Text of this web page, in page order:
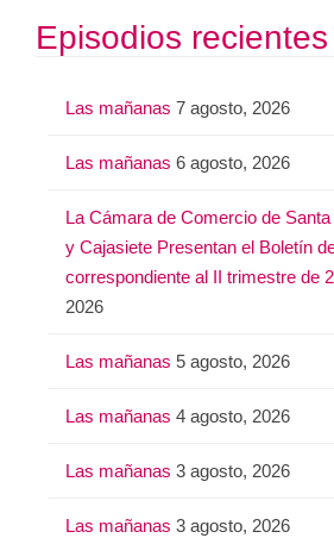
Episodios recientes
Las mañanas 7 agosto, 2026
Las mañanas 6 agosto, 2026
La Cámara de Comercio de
y Cajasiete Presentan el Boletín
correspondiente al II trimestre de
2026
Las mañanas 5 agosto, 2026
Las mañanas 4 agosto, 2026
Las mañanas 3 agosto, 2026
Las mañanas 3 agosto, 2026